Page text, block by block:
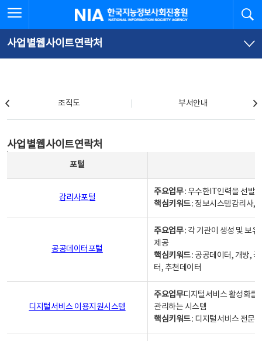
문
로
가
체
뉴
바
가
한국지능정보사회진흥원
사업별웹사이트연락처
조직도 부서안내
사업별웹사이트연락처
포털
감리사포털
주요업무: 우수한IT인력을 선발
핵심키워드: 정보시스템감리사,
공공데이터포털
주요업무: 각 기관이 생성 및 보
제공
핵심키워드: 공공데이터, 개방,
터, 추천데이터
디지털서비스 이용지원시스템
주요업무디지털서비스 활성화를
관리하는 시스템
핵심키워드: 디지털서비스 전문